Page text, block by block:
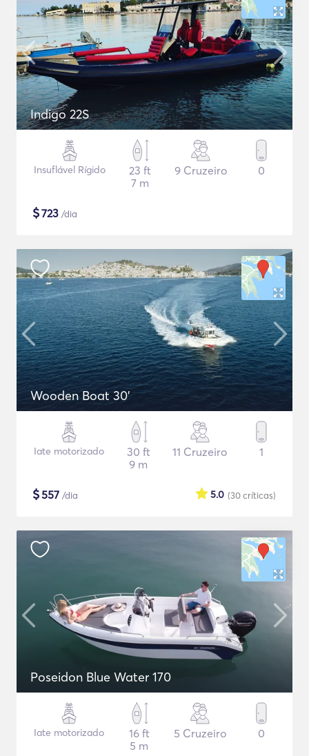
Indigo 22S
Insuflável Rígido
23 ft
7 m
9 Cruzeiro 0
$723 /dia
Wooden Boat 30'
Iate motorizado
30 ft
9 m
11 Cruzeiro 1
$557 /dia (30críticas)
5.0
Poseidon Blue Water 170
Iate motorizado
16 ft
5 m
5 Cruzeiro 0